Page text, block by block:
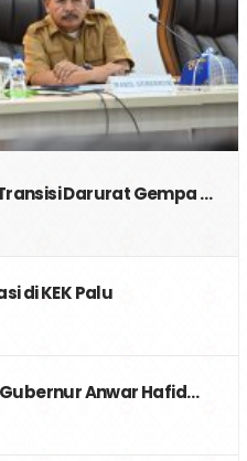
Darurat Gempa …
di KEK Palu
Anwar Hafid…